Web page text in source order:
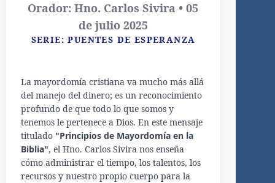
Orador: Hno. Carlos Sivira • 05
de julio 2025
SERIE: PUENTES DE ESPERANZA
La mayordomía cristiana va mucho más allá
del manejo del dinero; es un reconocimiento
profundo de que todo lo que somos y
tenemos le pertenece a Dios. En este mensaje
titulado "Principios de Mayordomía en la
Biblia", el Hno. Carlos Sivira nos enseña
cómo administrar el tiempo, los talentos, los
recursos y nuestro propio cuerpo para la